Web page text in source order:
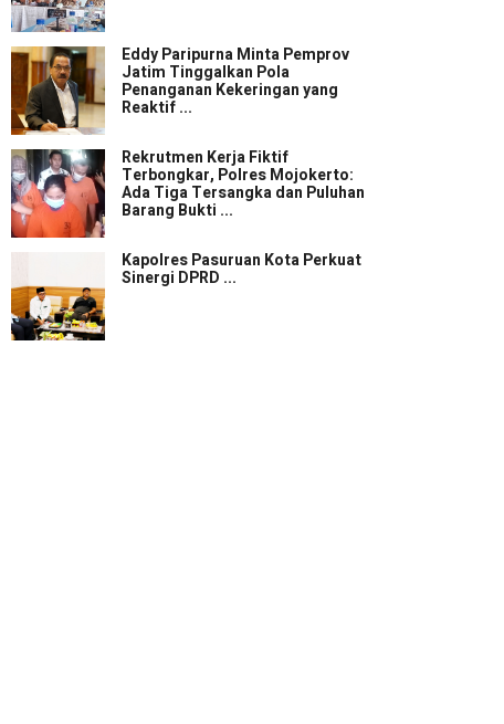
Eddy Paripurna Minta Pemprov
Jatim Tinggalkan Pola
Penanganan Kekeringan yang
Reaktif ...
Rekrutmen Kerja Fiktif
Terbongkar, Polres Mojokerto:
Ada Tiga Tersangka dan Puluhan
Barang Bukti ...
Kapolres Pasuruan Kota Perkuat
Sinergi DPRD ...